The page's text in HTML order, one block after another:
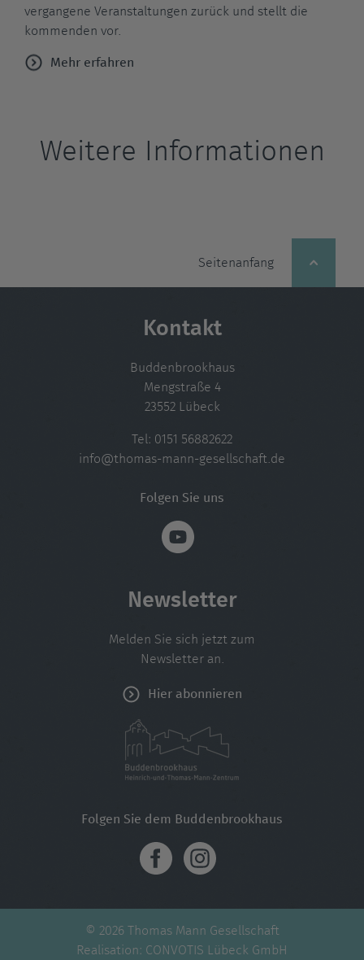
vergangene Veranstaltungen zurück und stellt die
kommenden vor.
Mehr erfahren
Weitere Informationen
Seitenanfang
Kontakt
Buddenbrookhaus
Mengstraße 4
23552 Lübeck
Tel: 0151 56882622
info@thomas-mann-gesellschaft.de
Folgen Sie uns
Newsletter
Melden Sie sich jetzt zum
Newsletter an.
Hier abonnieren
Folgen Sie dem Buddenbrookhaus
© 2026 Thomas Mann Gesellschaft
Realisation: CONVOTIS Lübeck GmbH